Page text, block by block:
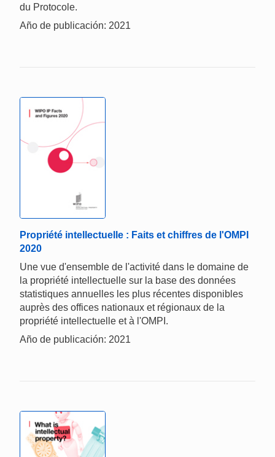
du Protocole.
Año de publicación: 2021
Propriété intellectuelle : Faits et chiffres de l'OMPI
2020
Une vue d'ensemble de l'activité dans le domaine de
la propriété intellectuelle sur la base des données
statistiques annuelles les plus récentes disponibles
auprès des offices nationaux et régionaux de la
propriété intellectuelle et à l'OMPI.
Año de publicación: 2021